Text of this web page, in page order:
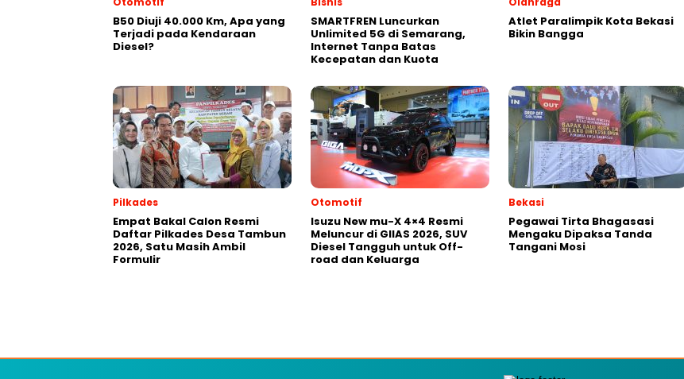
B50 Diuji 40.000 Km, Apa yang
Terjadi pada Kendaraan
Diesel?
SMARTFREN Luncurkan
Unlimited 5G di Semarang,
Internet Tanpa Batas
Kecepatan dan Kuota
Atlet Paralimpik Kota Bekasi
Bikin Bangga
Pilkades
Empat Bakal Calon Resmi
Daftar Pilkades Desa Tambun
2026, Satu Masih Ambil
Formulir
Otomotif
Isuzu New mu-X 4×4 Resmi
Meluncur di GIIAS 2026, SUV
Diesel Tangguh untuk Off-
road dan Keluarga
Bekasi
Pegawai Tirta Bhagasasi
Mengaku Dipaksa Tanda
Tangani Mosi